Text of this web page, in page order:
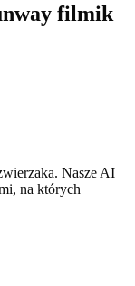
filmik
Nasze AI
na których